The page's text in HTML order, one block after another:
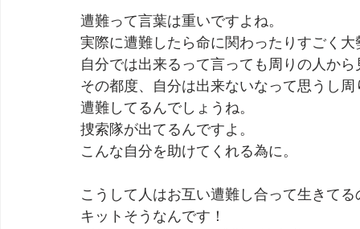
遭難って言葉は重いですよね。
実際に遭難したら命に関わったりすごく
自分では出来るって言っても周りの人か
その都度、自分は出来ないなって思うし
遭難してるんでしょうね。
捜索隊が出てるんですよ。
こんな自分を助けてくれる為に。
こうして人はお互い遭難し合って生きて
キットそうなんです！